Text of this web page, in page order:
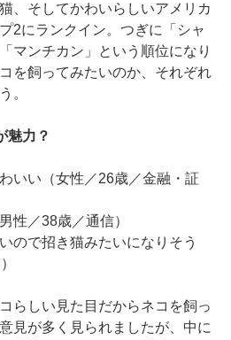
、そしてかわいらしいアメリカ
2にランクイン。つぎに「シャ
マンチカン」という順位になり
を飼ってみたいのか、それぞれ
。
魅力？
いい（女性／26歳／金融・証
性／38歳／通信）
ので招き猫みたいになりそう
らしい見た目だからネコを飼っ
見が多く見られましたが、中に